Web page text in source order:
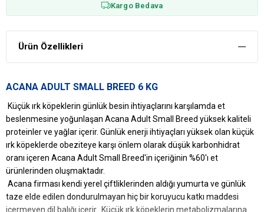
Kargo Bedava
Ürün Özellikleri
ACANA ADULT SMALL BREED 6 KG
Küçük ırk köpeklerin günlük besin ihtiyaçlarını karşılamda et
beslenmesine yoğunlaşan Acana Adult Small Breed yüksek kaliteli
proteinler ve yağlar içerir. Günlük enerji ihtiyaçları yüksek olan küçük
ırk köpeklerde obeziteye karşı önlem olarak düşük karbonhidrat
oranı içeren Acana Adult Small Breed'in içeriğinin %60'ı et
ürünlerinden oluşmaktadır.
Acana firması kendi yerel çiftliklerinden aldığı yumurta ve günlük
taze elde edilen dondurulmayan hiç bir koruyucu katkı maddesi
içermeyen dil balığı içerir. Küçük ırk köpeklerin metabolizmalarına